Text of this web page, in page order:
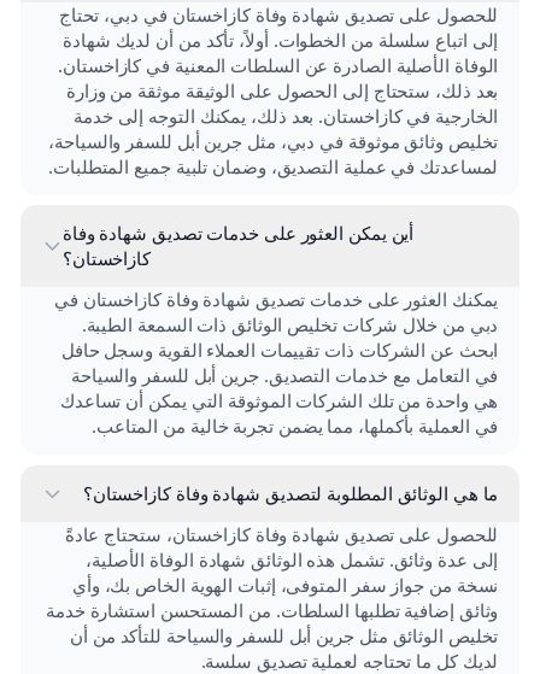
للحصول على تصديق شهادة وفاة كازاخستان في دبي، تحتاج
إلى اتباع سلسلة من الخطوات. أولاً، تأكد من أن لديك شهادة
الوفاة الأصلية الصادرة عن السلطات المعنية في كازاخستان.
بعد ذلك، ستحتاج إلى الحصول على الوثيقة موثقة من وزارة
الخارجية في كازاخستان. بعد ذلك، يمكنك التوجه إلى خدمة
تخليص وثائق موثوقة في دبي، مثل جرين أبل للسفر والسياحة،
لمساعدتك في عملية التصديق، وضمان تلبية جميع المتطلبات.
أين يمكن العثور على خدمات تصديق شهادة وفاة
كازاخستان؟
يمكنك العثور على خدمات تصديق شهادة وفاة كازاخستان في
دبي من خلال شركات تخليص الوثائق ذات السمعة الطيبة.
ابحث عن الشركات ذات تقييمات العملاء القوية وسجل حافل
في التعامل مع خدمات التصديق. جرين أبل للسفر والسياحة
هي واحدة من تلك الشركات الموثوقة التي يمكن أن تساعدك
في العملية بأكملها، مما يضمن تجربة خالية من المتاعب.
ما هي الوثائق المطلوبة لتصديق شهادة وفاة كازاخستان؟
للحصول على تصديق شهادة وفاة كازاخستان، ستحتاج عادةً
إلى عدة وثائق. تشمل هذه الوثائق شهادة الوفاة الأصلية،
نسخة من جواز سفر المتوفى، إثبات الهوية الخاص بك، وأي
وثائق إضافية تطلبها السلطات. من المستحسن استشارة خدمة
تخليص الوثائق مثل جرين أبل للسفر والسياحة للتأكد من أن
لديك كل ما تحتاجه لعملية تصديق سلسة.